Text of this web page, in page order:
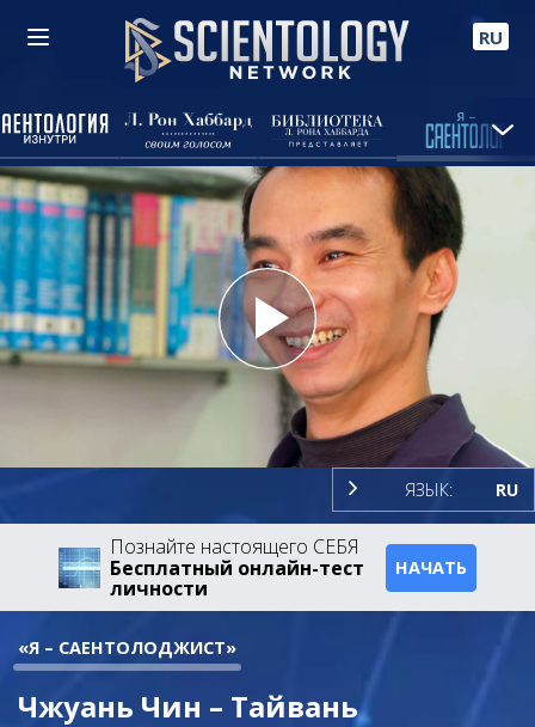
RU
Play
Video
ЯЗЫК: RU
Познайте настоящего СЕБЯ
Бесплатный онлайн-тест
личности
НАЧАТЬ
«Я – САЕНТОЛОДЖИСТ»
Чжуань Чин – Тайвань